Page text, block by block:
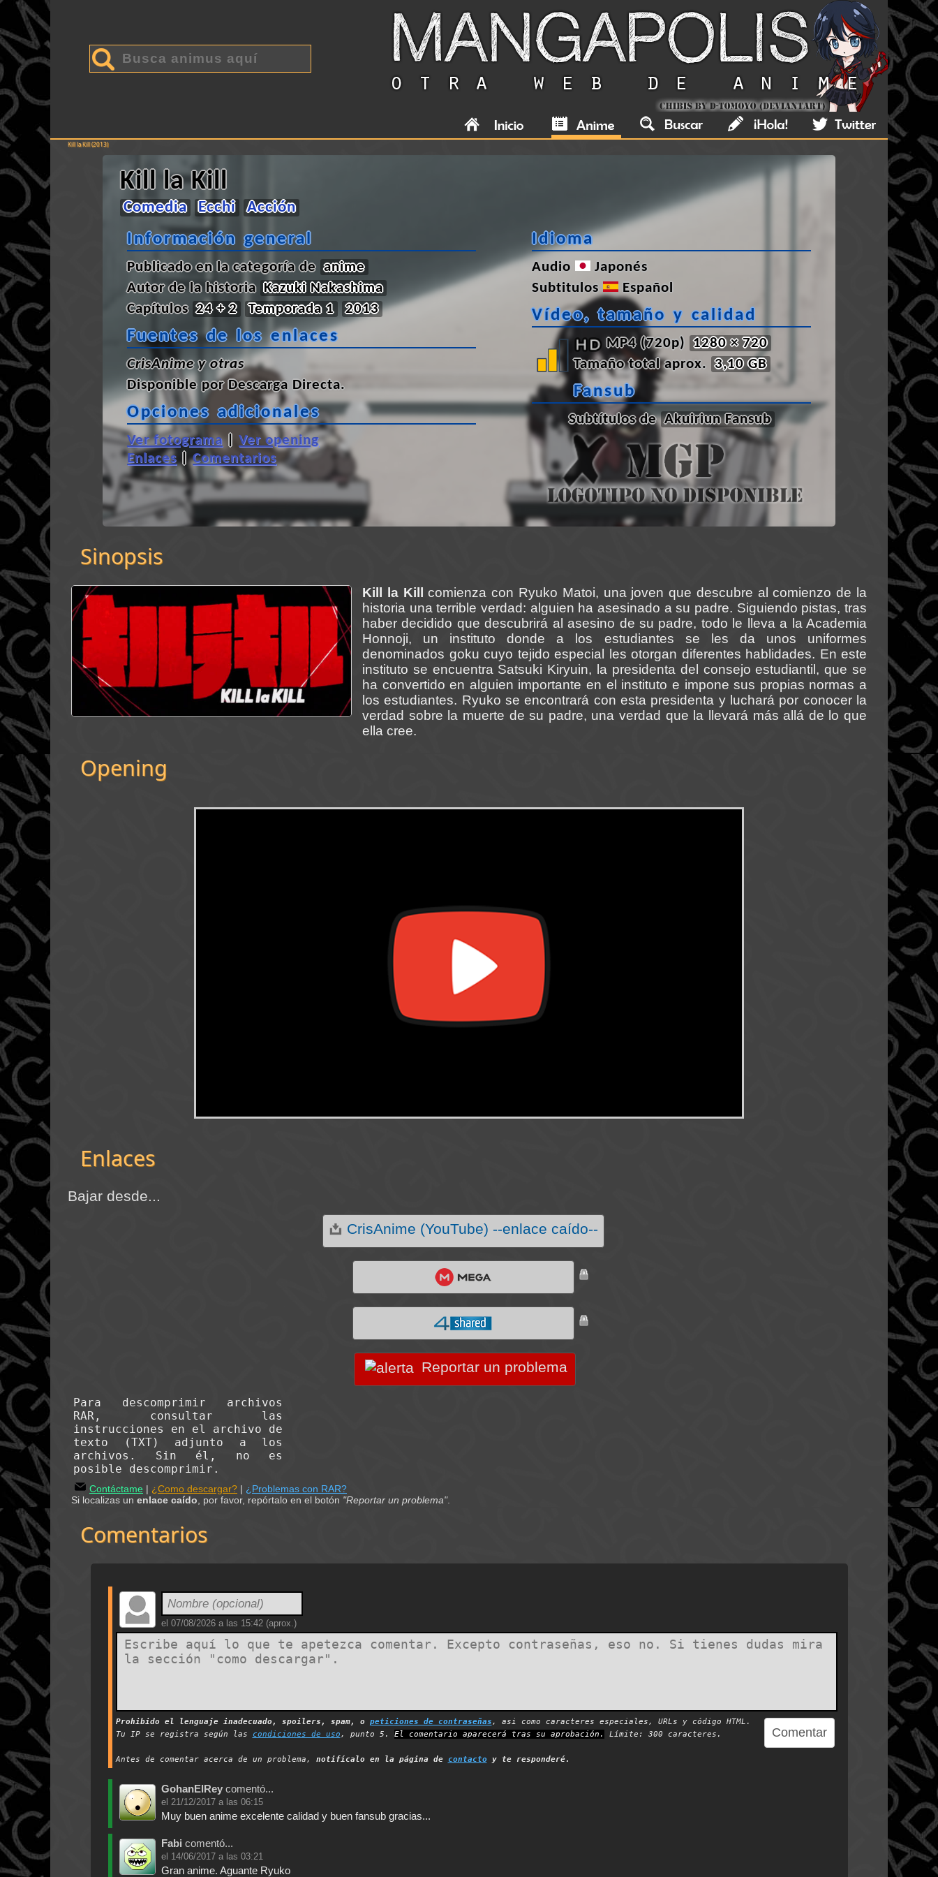
Kill la Kill (2013)
Kill la Kill
Comedia Ecchi Acción
Información general
Publicado en la categoría de anime
Autor de la historia
Kazuki Nakashima
Capítulos 24 + 2 Temporada 1 2013
Fuentes de los enlaces
CrisAnime y otras
Disponible por Descarga Directa.
Opciones adicionales
Ver fotograma| Ver opening
Enlaces |Comentarios
Idioma
Audio
Japonés
Subtitulos
Español
Vídeo, tamaño y calidad
MP4 (720p)
1280 × 720
Tamaño total aprox.
3,10 GB
Fansub
Subtítulos de Akuiriun Fansub
Sinopsis
Kill la Kill
comienza con Ryuko Matoi, una joven que descubre al comienzo de la
historia una terrible verdad: alguien ha asesinado a su padre. Siguiendo pistas, tras
haber decidido que descubrirá al asesino de su padre, todo le lleva a la Academia
Honnoji, un instituto donde a los estudiantes se les da unos uniformes
denominados goku cuyo tejido especial les otorgan diferentes hablidades. En este
instituto se encuentra Satsuki Kiryuin, la presidenta del consejo estudiantil, que se
ha convertido en alguien importante en el instituto e impone sus propias normas a
los estudiantes. Ryuko se encontrará con esta presidenta y luchará por conocer la
verdad sobre la muerte de su padre, una verdad que la llevará más allá de lo que
ella cree.
Opening
Enlaces
Bajar desde...
CrisAnime (YouTube) --enlace caído--
Reportar un problema
Para descomprimir archivos
RAR, consultar las
instrucciones en el archivo de
texto (TXT) adjunto a los
archivos. Sin él, no es
posible descomprimir.
Contáctame | ¿Como descargar? | ¿Problemas con RAR?
Si localizas un enlace caído , por favor, repórtalo en el botón "Reportar un problema".
Comentarios
el 07/08/2026 a las 15:42(aprox.)
Prohibido el lenguaje inadecuado, spoilers, spam, o peticiones de contraseñas, asi como caracteres especiales, URLs y código HTML.
Tu IP se registra según las condiciones de uso, punto 5. El comentario aparecerá tras su aprobación. Límite: 300 caracteres.
Antes de comentar acerca de un problema, notifícalo en la página de contacto y te responderé.
GohanElReycomentó...
el 21/12/2017 a las 06:15
Muy buen anime excelente calidad y buen fansub gracias...
Fabi comentó...
el 14/06/2017 a las 03:21
Gran anime. Aguante Ryuko